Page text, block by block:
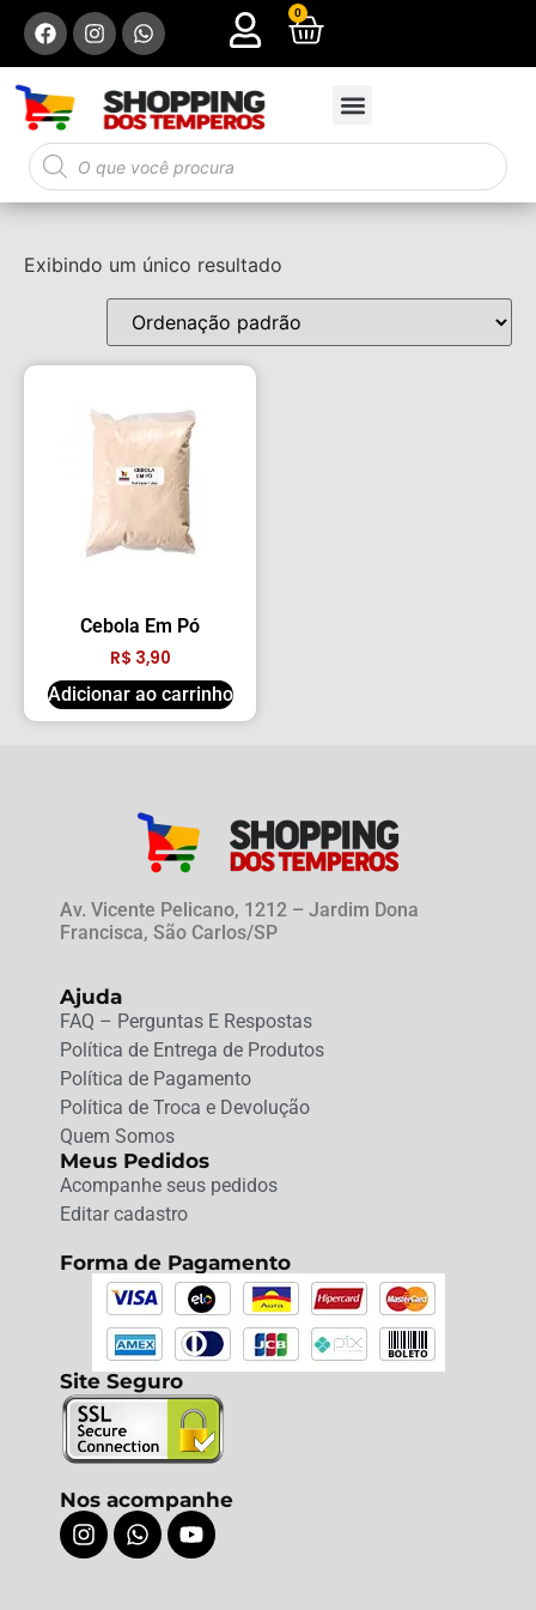
0
Exibindo um único resultado
Cebola Em Pó
R$ 3,90
Adicionar ao carrinho
Av. Vicente Pelicano, 1212 – Jardim Dona
Francisca, São Carlos/SP
Ajuda
FAQ – Perguntas E Respostas
Política de Entrega de Produtos
Política de Pagamento
Política de Troca e Devolução
Quem Somos
Meus Pedidos
Acompanhe seus pedidos
Editar cadastro
Forma de Pagamento
Site Seguro
Nos acompanhe